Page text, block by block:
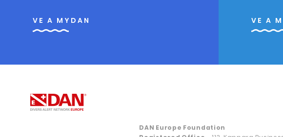
VE A MYDAN VE A
DAN Europe Foundation